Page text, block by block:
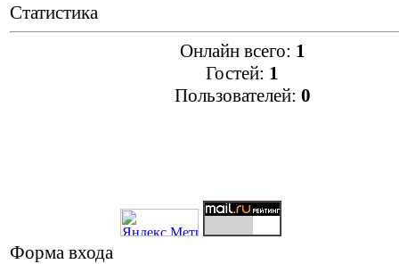
Статистика
Онлайн всего: 1
Гостей: 1
Пользователей: 0
Форма входа